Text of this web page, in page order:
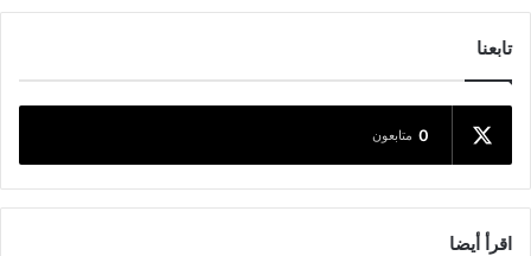
تابعنا
0 متابعون
اقرأ أيضا